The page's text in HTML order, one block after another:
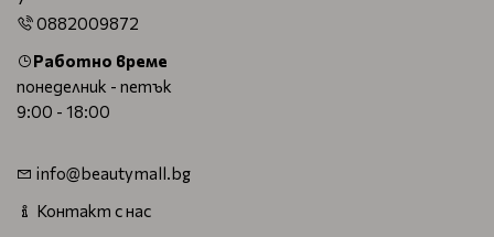
0882009872
Работно време
понеделник - петък
9:00 - 18:00
info@beautymall.bg
Контакт с нас